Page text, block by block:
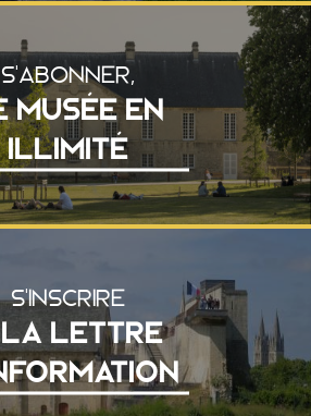
S'ABONNER,
MUSÉE EN
ILLIMITÉ
S'INSCRIRE
LETTRE